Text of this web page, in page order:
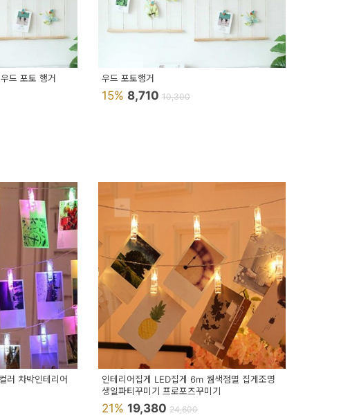
드 포토 행거
우드 포토행거
15%8,71010,300
러 차박인테리어
인테리어집게 LED집게 6m 웜색점멸 집게조명
생일파티꾸미기 프로포즈꾸미기
21%19,38024,600